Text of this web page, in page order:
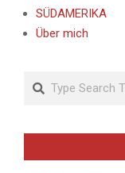
SÜDAMERIKA
Über mich
Search